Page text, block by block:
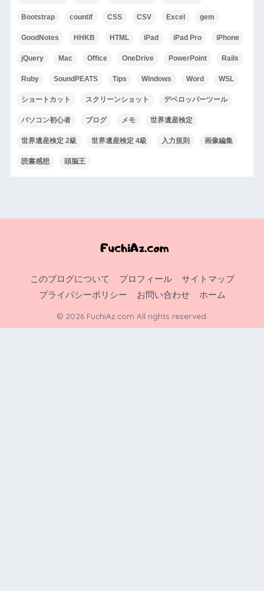
Bootstrap countif CSS CSV Excel gem
GoodNotes HHKB HTML iPad iPad Pro iPhone
jQuery Mac Office OneDrive PowerPoint Rails
Ruby SoundPEATS Tips Windows Word WSL
ショートカット スクリーンショット デベロッパーツール
パソコン初心者 ブログ メモ 世界遺産検定
世界遺産検定 2級 世界遺産検定 4級 入力規則 画像編集
読書感想 頭脳王
このブログについて プロフィール
サイトマップ
プライバシーポリシー
お問い合わせ ホーム
© 2026 FuchiAz.com All rights reserved.